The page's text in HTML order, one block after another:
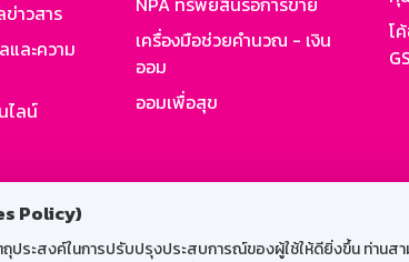
Policy)
ถุประสงค์ในการปรับปรุงประสบการณ์ของผู้ใช้ให้ดียิ่งขึ้น ท่านส
าวสาร
และความ
ไลน์
เครื่องมือช่วยคำนวณ - เงิน
ออม
ออมเพื่อสุข
โ